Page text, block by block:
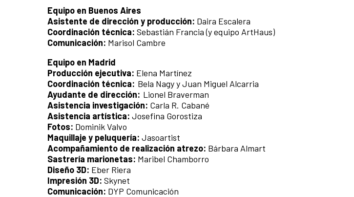
Equipo en Buenos Aires
Asistente de dirección y producción: Daira Escalera
Coordinación técnica: Sebastián Francia (y equipo ArtHaus)
Comunicación: Marisol Cambre
Equipo en Madrid
Producción ejecutiva: Elena Martínez
Coordinación técnica: Bela Nagy y Juan Miguel Alcarria
Ayudante de dirección: Lionel Braverman
Asistencia investigación: Carla R. Cabané
Asistencia artística: Josefina Gorostiza
Fotos: Dominik Valvo
Maquillaje y peluquería: Jasoartist
Acompañamiento de realización atrezo: Bárbara Almart
Sastrería marionetas: Maribel Chamborro
Diseño 3D: Eber Riera
Impresión 3D: Skynet
Comunicación: DYP Comunicación